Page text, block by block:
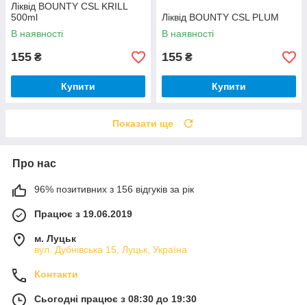
Ліквід BOUNTY CSL KRILL
500ml
В наявності
155 ₴
Купити
Ліквід BOUNTY CSL PLUM
В наявності
155 ₴
Купити
Показати ще
Про нас
96% позитивних з 156 відгуків за рік
Працює з 19.06.2019
м. Луцьк
вул. Дубнівська 15, Луцьк, Україна
Контакти
Сьогодні працює з 08:30 до 19:30